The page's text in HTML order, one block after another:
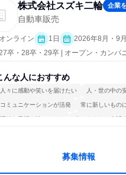
株式会社スズキ二輪 企業
自動車販売
オンライン 1日
2026年8月・9月
卒・28卒・29卒 | オープン・カンパ
んな人におすすめ
人々に感動や笑いを届けたい 人・世の中の
コミュニケーションが活発 常に新しいもの
明確な目標を追いかける 人とたくさん会話す
募集情報